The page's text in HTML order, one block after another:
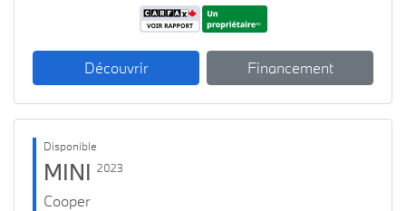
Découvrir Financement
Disponible
MINI 2023
Cooper